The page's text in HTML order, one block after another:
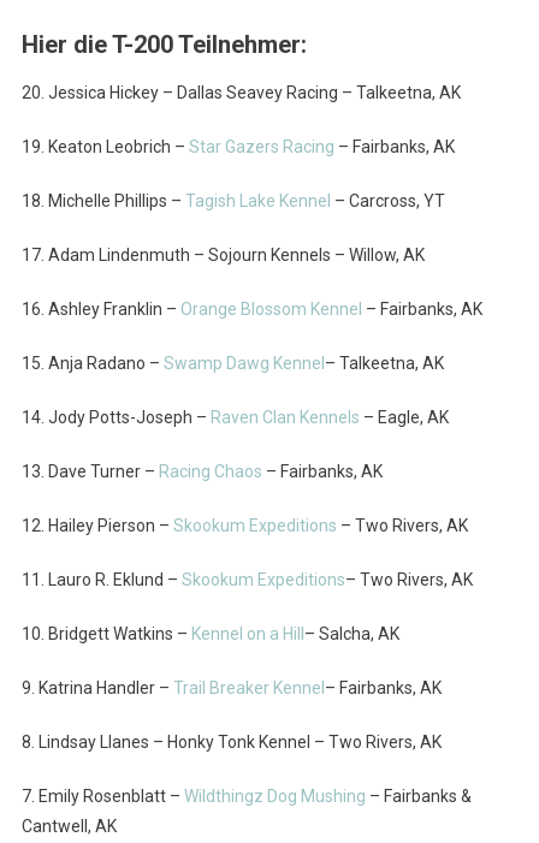
Hier die T-200 Teilnehmer:
20. Jessica Hickey – Dallas Seavey Racing – Talkeetna, AK
19. Keaton Leobrich – Star Gazers Racing – Fairbanks, AK
18. Michelle Phillips – Tagish Lake Kennel – Carcross, YT
17. Adam Lindenmuth – Sojourn Kennels – Willow, AK
16. Ashley Franklin – Orange Blossom Kennel – Fairbanks, AK
15. Anja Radano – Swamp Dawg Kennel– Talkeetna, AK
14. Jody Potts-Joseph – Raven Clan Kennels – Eagle, AK
13. Dave Turner – Racing Chaos – Fairbanks, AK
12. Hailey Pierson – Skookum Expeditions – Two Rivers, AK
11. Lauro R. Eklund – Skookum Expeditions– Two Rivers, AK
10. Bridgett Watkins – Kennel on a Hill– Salcha, AK
9. Katrina Handler – Trail Breaker Kennel– Fairbanks, AK
8. Lindsay Llanes – Honky Tonk Kennel – Two Rivers, AK
7. Emily Rosenblatt – Wildthingz Dog Mushing – Fairbanks &
Cantwell, AK